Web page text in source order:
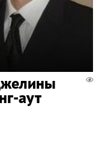
аут